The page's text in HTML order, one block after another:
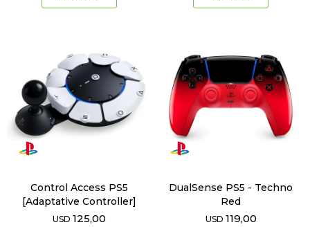
Control Access PS5
[Adaptative Controller]
USD 125,00
DualSense PS5 - Techno
Red
USD 119,00